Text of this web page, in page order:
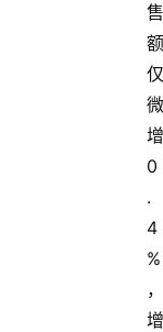
售
额
仅
微
增
0
.
4
%
，
增